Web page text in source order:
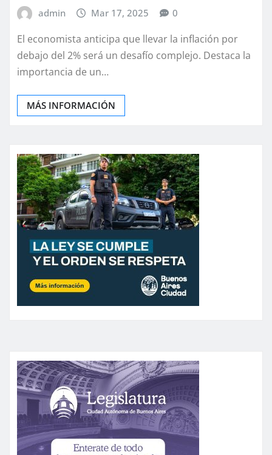
admin Mar 17, 2025 0
El economista anticipa que llevar la inflación por
debajo del 2% será un desafío complejo. Destaca la
importancia de un…
MÁS INFORMACIÓN